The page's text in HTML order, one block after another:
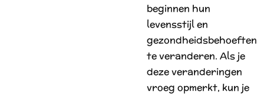
beginnen hun
levensstijl en
gezondheidsbehoeften
te veranderen. Als je
deze veranderingen
vroeg opmerkt, kun je